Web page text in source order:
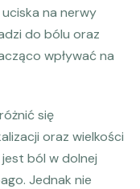
na nerwy
do bólu oraz
wpływać na
się
oraz wielkości
ból w dolnej
Jednak nie